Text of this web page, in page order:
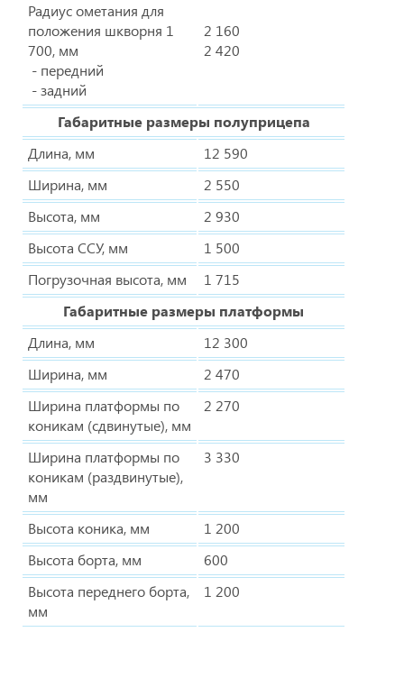
Радиус ометания для
положения шкворня 1
700, мм
- передний
- задний
2 160
2 420
Габаритные размеры полуприцепа
Длина, мм
12 590
Ширина, мм
2 550
Высота, мм
2 930
Высота ССУ, мм
1 500
Погрузочная высота, мм
1 715
Габаритные размеры платформы
Длина, мм
12 300
Ширина, мм
2 470
Ширина платформы по
коникам (сдвинутые), мм
2 270
Ширина платформы по
коникам (раздвинутые),
мм
3 330
Высота коника, мм
1 200
Высота борта, мм
600
Высота переднего борта,
мм
1 200